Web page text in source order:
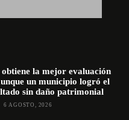
la mejor evaluación
un municipio logró el
sin daño patrimonial
6 AGOSTO, 2026